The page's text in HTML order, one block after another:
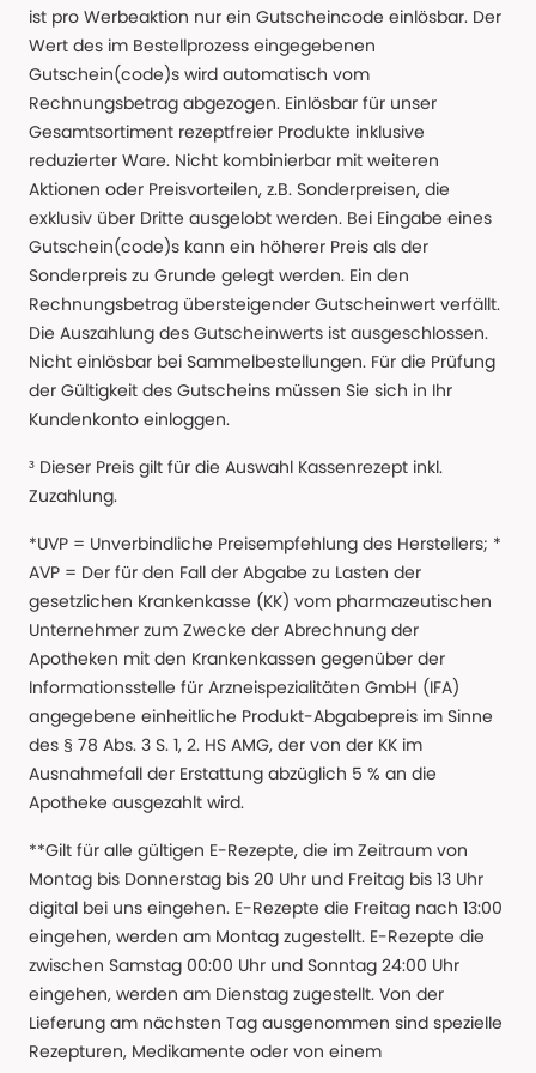
ist pro Werbeaktion nur ein Gutscheincode einlösbar. Der
Wert des im Bestellprozess eingegebenen
Gutschein(code)s wird automatisch vom
Rechnungsbetrag abgezogen. Einlösbar für unser
Gesamtsortiment rezeptfreier Produkte inklusive
reduzierter Ware. Nicht kombinierbar mit weiteren
Aktionen oder Preisvorteilen, z.B. Sonderpreisen, die
exklusiv über Dritte ausgelobt werden. Bei Eingabe eines
Gutschein(code)s kann ein höherer Preis als der
Sonderpreis zu Grunde gelegt werden. Ein den
Rechnungsbetrag übersteigender Gutscheinwert verfällt.
Die Auszahlung des Gutscheinwerts ist ausgeschlossen.
Nicht einlösbar bei Sammelbestellungen. Für die Prüfung
der Gültigkeit des Gutscheins müssen Sie sich in Ihr
Kundenkonto einloggen.
³ Dieser Preis gilt für die Auswahl Kassenrezept inkl.
Zuzahlung.
*UVP = Unverbindliche Preisempfehlung des Herstellers; *
AVP = Der für den Fall der Abgabe zu Lasten der
gesetzlichen Krankenkasse (KK) vom pharmazeutischen
Unternehmer zum Zwecke der Abrechnung der
Apotheken mit den Krankenkassen gegenüber der
Informationsstelle für Arzneispezialitäten GmbH (IFA)
angegebene einheitliche Produkt-Abgabepreis im Sinne
des § 78 Abs. 3 S. 1, 2. HS AMG, der von der KK im
Ausnahmefall der Erstattung abzüglich 5 % an die
Apotheke ausgezahlt wird.
**Gilt für alle gültigen E-Rezepte, die im Zeitraum von
Montag bis Donnerstag bis 20 Uhr und Freitag bis 13 Uhr
digital bei uns eingehen. E-Rezepte die Freitag nach 13:00
eingehen, werden am Montag zugestellt. E-Rezepte die
zwischen Samstag 00:00 Uhr und Sonntag 24:00 Uhr
eingehen, werden am Dienstag zugestellt. Von der
Lieferung am nächsten Tag ausgenommen sind spezielle
Rezepturen, Medikamente oder von einem